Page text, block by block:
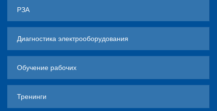
РЗА
Диагностика электрооборудования
Обучение рабочих
Тренинги